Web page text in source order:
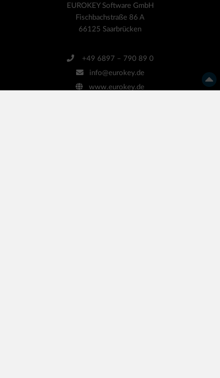
EUROKEY Software GmbH
Fischbachstraße 86 A
66125 Saarbrücken
+49 6897 – 790 89 0
info@eurokey.de
www.eurokey.de